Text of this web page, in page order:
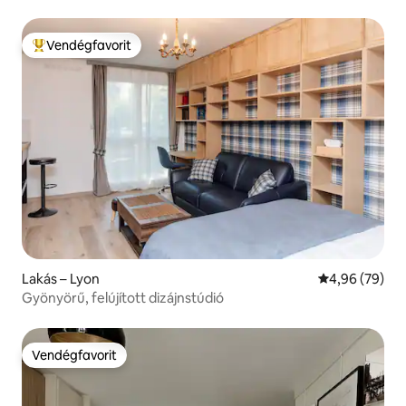
Kiemelt vendégfavorit
Vendégfavorit
Lakás – Lyon Átlagos
4,96 (79)
Gyönyörű, felújított dizájnstúdió
Vendégfavorit
Vendégfavorit